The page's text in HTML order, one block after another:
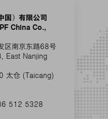
国）有限公司
China Co.,
区南京东路68号
East Nanjing
太仓 (Taicang)
512 5328